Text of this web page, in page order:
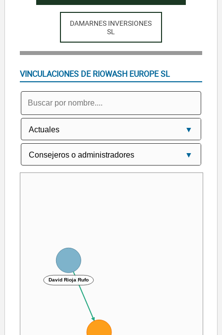
DAMARNES INVERSIONES
SL
VINCULACIONES DE RIOWASH EUROPE SL
David Rioja Rufo